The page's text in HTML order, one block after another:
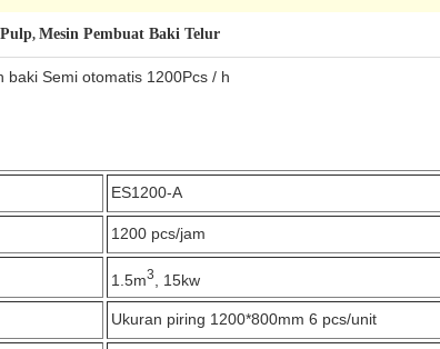
, Mesin Pembuat Baki Telur
Semi otomatis 1200Pcs / h
ES1200-A
1200 pcs/jam
1.5m3 , 15kw
Ukuran piring 1200*800mm 6 pcs/unit